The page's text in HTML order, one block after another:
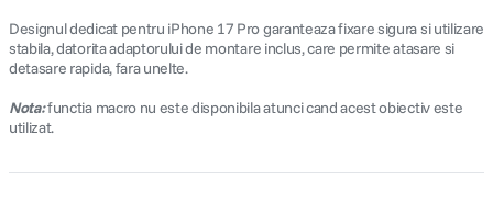
Designul dedicat pentru iPhone 17 Pro garanteaza fixare sigura si utilizare
stabila, datorita adaptorului de montare inclus, care permite atasare si
detasare rapida, fara unelte.
Nota:functia macro nu este disponibila atunci cand acest obiectiv este
utilizat.